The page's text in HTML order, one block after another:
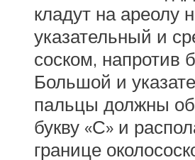
кладут на ареолу
указательный и
соском, напротив
Большой и
пальцы должны
букву «С» и
границе